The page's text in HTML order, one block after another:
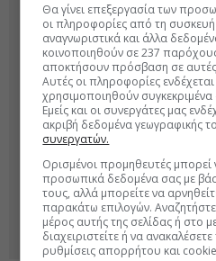
Θα γίνει επεξεργασία των
οι πληροφορίες από τη
αναγνωριστικά και άλλα
κοινοποιηθούν σε 237
αποκτήσουν πρόσβαση σε
Αυτές οι πληροφορίες
χρησιμοποιηθούν
Εμείς και οι συνεργάτες μας
ακριβή δεδομένα γεωγραφικής
συνεργατών.
Ορισμένοι προμηθευτές μπορεί
προσωπικά δεδομένα σας με
τους, αλλά μπορείτε να
παρακάτω επιλογών.
μέρος αυτής της σελίδας ή στο
διαχειριστείτε ή να
ρυθμίσεις απορρήτου και